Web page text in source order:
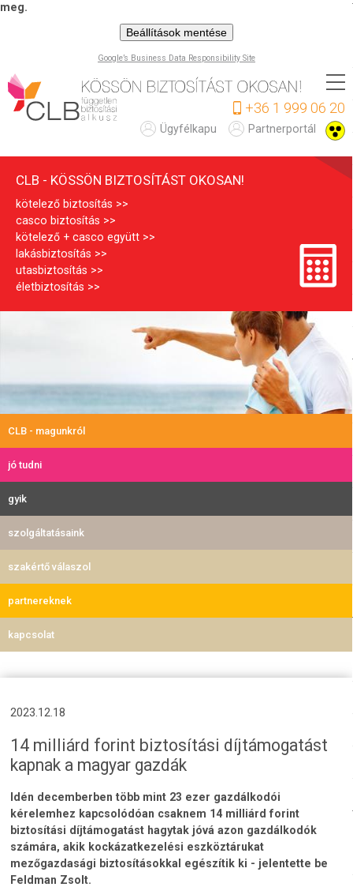
meg.
Beállítások mentése
Google’s Business Data Responsibility Site
Ugrás
a
tartalomra
L
B
+36 1 999 06 20
Partnerportál
Ügyfélkapu
CLB - KÖSSÖN BIZTOSÍTÁST OKOSAN!
kötelező biztosítás
casco biztosítás
kötelező + casco együtt
lakásbiztosítás
utasbiztosítás
életbiztosítás
CLB - magunkról
jó tudni
gyik
szolgáltatásaink
szakértő válaszol
partnereknek
kapcsolat
2023.12.18
14 milliárd forint biztosítási díjtámogatást
kapnak a magyar gazdák
Idén decemberben több mint 23 ezer gazdálkodói
kérelemhez kapcsolódóan csaknem 14 milliárd forint
biztosítási díjtámogatást hagytak jóvá azon gazdálkodók
számára, akik kockázatkezelési eszköztárukat
mezőgazdasági biztosításokkal egészítik ki - jelentette be
Feldman Zsolt.